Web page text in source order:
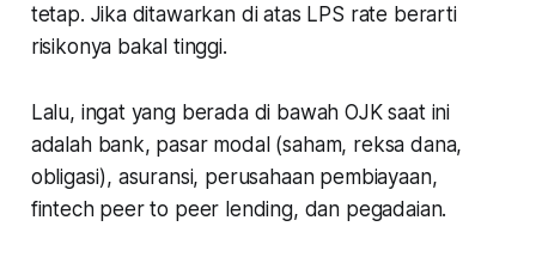
tetap. Jika ditawarkan di atas LPS rate berarti
risikonya bakal tinggi.
Lalu, ingat yang berada di bawah OJK saat ini
adalah bank, pasar modal (saham, reksa dana,
obligasi), asuransi, perusahaan pembiayaan,
fintech peer to peer lending, dan pegadaian.